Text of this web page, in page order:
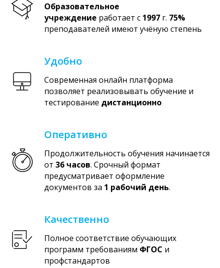
Образовательное
учреждение работает с 1997 г. 75%
преподавателей имеют учёную степень
Удобно
Современная онлайн платформа
позволяет реализовывать обучение и
тестирование дистанционно
Оперативно
Продолжительность обучения начинается
от 36 часов. Срочный формат
предусматривает оформление
документов за 1 рабочий день.
Качественно
Полное соответствие обучающих
программ требованиям ФГОС и
профстандартов